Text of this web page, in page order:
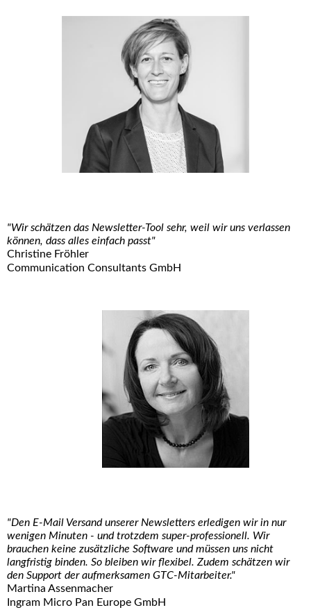
"Wir schätzen das Newsletter-Tool sehr, weil wir uns verlassen
können, dass alles einfach passt"
Christine Fröhler
Communication Consultants GmbH
"Den E-Mail Versand unserer Newsletters erledigen wir in nur
wenigen Minuten - und trotzdem super-professionell. Wir
brauchen keine zusätzliche Software und müssen uns nicht
langfristig binden. So bleiben wir flexibel. Zudem schätzen wir
den Support der aufmerksamen GTC-Mitarbeiter."
Martina Assenmacher
Ingram Micro Pan Europe GmbH